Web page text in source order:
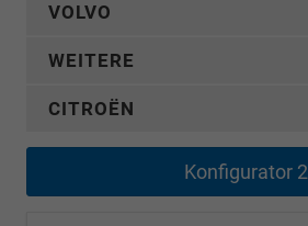
VOLVO
WEITERE
CITROËN
Konfigurator 2